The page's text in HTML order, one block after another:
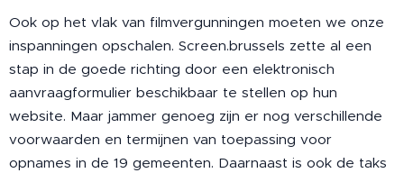
Ook op het vlak van filmvergunningen moeten we onze
inspanningen opschalen. Screen.brussels zette al een
stap in de goede richting door een elektronisch
aanvraagformulier beschikbaar te stellen op hun
website. Maar jammer genoeg zijn er nog verschillende
voorwaarden en termijnen van toepassing voor
opnames in de 19 gemeenten. Daarnaast is ook de taks